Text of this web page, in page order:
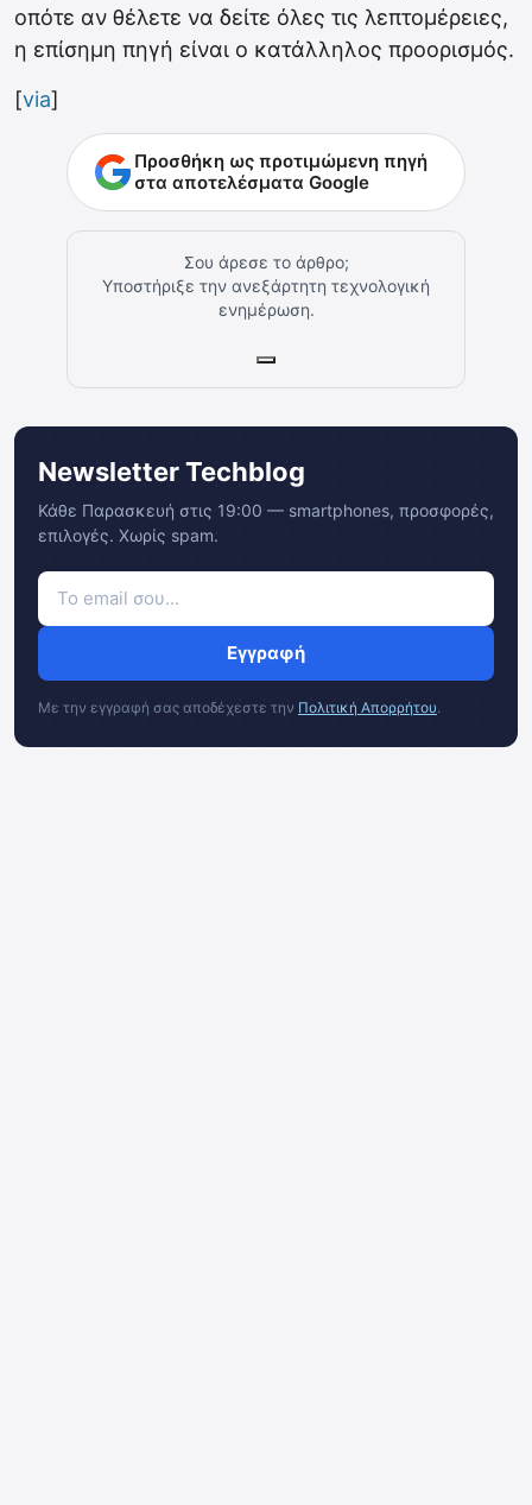
οπότε αν θέλετε να δείτε όλες τις λεπτομέρειες,
η επίσημη πηγή είναι ο κατάλληλος προορισμός.
[via]
Προσθήκη ως προτιμώμενη πηγή
στα αποτελέσματα Google
Σου άρεσε το άρθρο;
Υποστήριξε την ανεξάρτητη τεχνολογική
ενημέρωση.
Newsletter Techblog
Κάθε Παρασκευή στις 19:00 — smartphones, προσφορές,
επιλογές. Χωρίς spam.
Εγγραφή
Με την εγγραφή σας αποδέχεστε την Πολιτική Απορρήτου.